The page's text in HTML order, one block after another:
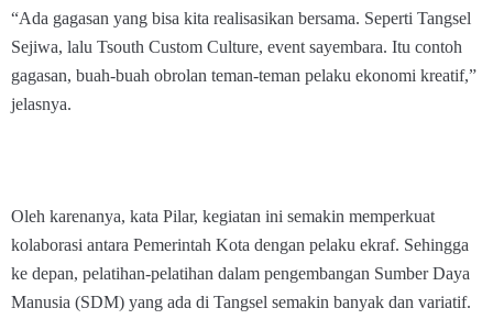
“Ada gagasan yang bisa kita realisasikan bersama. Seperti Tangsel
Sejiwa, lalu Tsouth Custom Culture, event sayembara. Itu contoh
gagasan, buah-buah obrolan teman-teman pelaku ekonomi kreatif,”
jelasnya.
Oleh karenanya, kata Pilar, kegiatan ini semakin memperkuat
kolaborasi antara Pemerintah Kota dengan pelaku ekraf. Sehingga
ke depan, pelatihan-pelatihan dalam pengembangan Sumber Daya
Manusia (SDM) yang ada di Tangsel semakin banyak dan variatif.